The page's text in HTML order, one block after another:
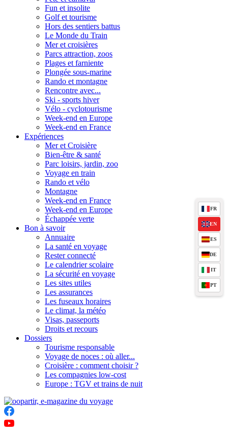
Fun et insolite
Golf et tourisme
Hors des sentiers battus
Le Monde du Train
Mer et croisières
Parcs attraction, zoos
Plages et farniente
Plongée sous-marine
Rando et montagne
Rencontre avec...
Ski - sports hiver
Vélo - cyclotourisme
Week-end en Europe
Week-end en France
Expériences
Mer et Croisière
Bien-être & santé
Parc loisirs, jardin, zoo
Voyage en train
Rando et vélo
Montagne
Week-end en France
Week-end en Europe
Échappée verte
Bon à savoir
Annuaire
La santé en voyage
Rester connecté
Le calendrier scolaire
La sécurité en voyage
Les sites utiles
Les assurances
Les fuseaux horaires
Le climat, la météo
Visas, passeports
Droits et recours
Dossiers
Tourisme responsable
Voyage de noces : où aller...
Croisière : comment choisir ?
Les compagnies low-cost
Europe : TGV et trains de nuit
FR
EN
ES
DE
IT
PT